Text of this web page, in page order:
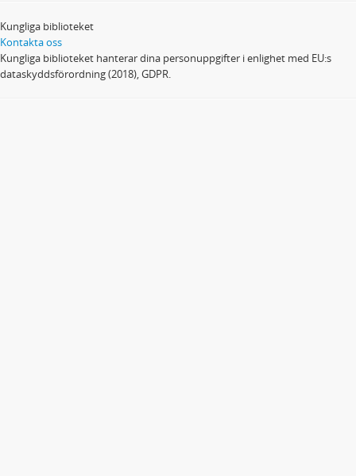
Kungliga biblioteket
Kontakta oss
Kungliga biblioteket hanterar dina personuppgifter i enlighet med EU:s
dataskyddsförordning (2018), GDPR.